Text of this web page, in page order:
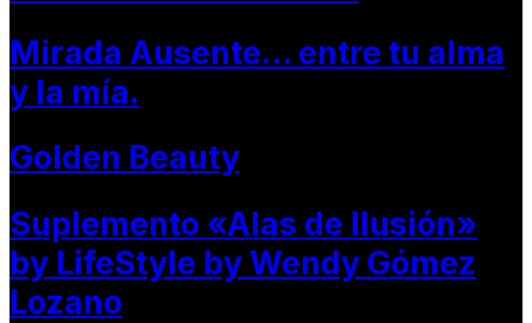
Mirada Ausente… entre tu alma
y la mía.
Golden Beauty
Suplemento «Alas de Ilusión»
by LifeStyle by Wendy Gómez
Lozano